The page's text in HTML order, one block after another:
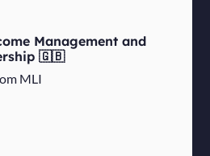
Management and
🇬🇧
MLI